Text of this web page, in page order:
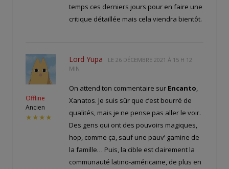
temps ces derniers jours pour en faire une
critique détaillée mais cela viendra bientôt.
Offline
Ancien
★★★★
Lord Yupa LE 26 DÉCEMBRE 2021 À 15 H 12
MIN
On attend ton commentaire sur Encanto,
Xanatos. Je suis sûr que c’est bourré de
qualités, mais je ne pense pas aller le voir.
Des gens qui ont des pouvoirs magiques,
hop, comme ça, sauf une pauv’ gamine de
la famille… Puis, la cible est clairement la
communauté latino-américaine, de plus en